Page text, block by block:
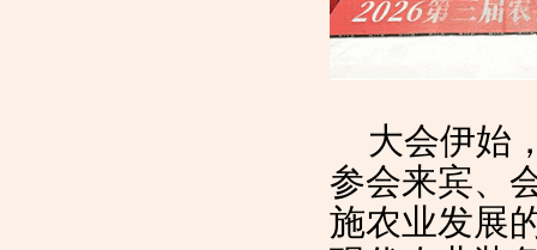
大会伊始
参会来宾、
施农业发展